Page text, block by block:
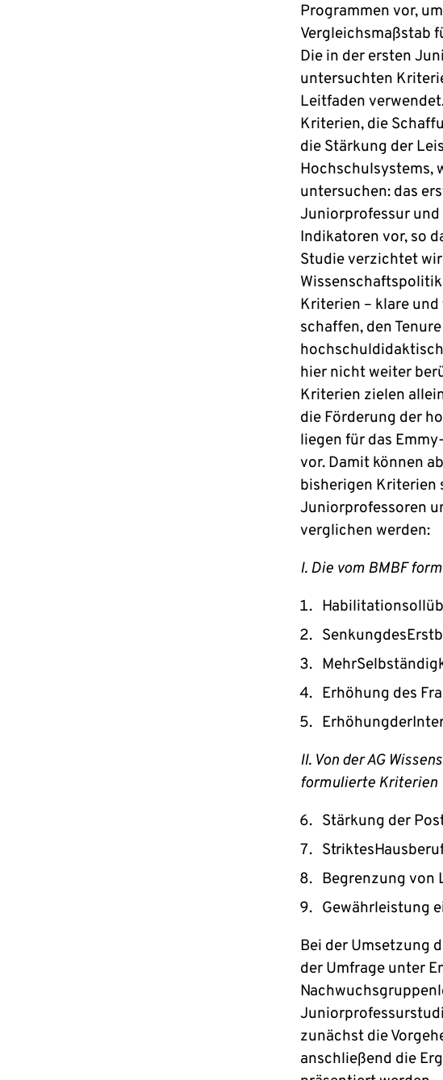
Programmen vor,
Vergleichsmaßstab
Die in der ersten
untersuchten
Leitfaden
Kriterien, die
die Stärkung der
Hochschulsystems,
untersuchen: das
Juniorprofessur
Indikatoren vor, so
Studie verzichtet
Kriterien – klare
schaffen, den
hier nicht weiter
Kriterien zielen
die Förderung der
liegen für das
vor. Damit können
bisherigen Kriterien
Juniorprofessoren
verglichen werden:
I. Die vom BMBF
Erhöhung des
II. Von der AG
formulierte Kriterien
Stärkung der
Begrenzung von
Gewährleistung
Bei der Umsetzung
der Umfrage unter
zunächst die
anschließend die